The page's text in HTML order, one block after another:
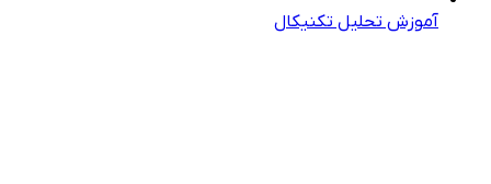
آموزش تحلیل تکنیکال